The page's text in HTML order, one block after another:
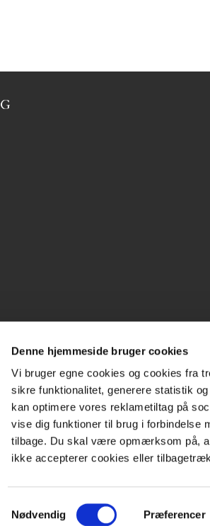
Denne hjemmeside bruger cookies
Vi bruger egne cookies og cookies fra
sikre funktionalitet, generere statistik
kan optimere vores reklametiltag på
vise dig funktioner til brug i forbindelse
tilbage. Du skal være opmærksom på,
ikke accepterer cookies eller
Samtykkevalg
Nødvendig Præferencer
Persondatapolitik